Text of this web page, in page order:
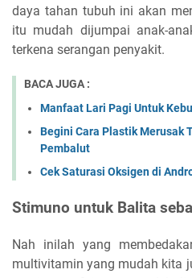
daya tahan tubuh ini akan
itu mudah dijumpai anak-
terkena serangan penyakit.
BACA JUGA :
Manfaat Lari Pagi Untuk
Begini Cara Plastik Merusak
Pembalut
Cek Saturasi Oksigen di
Stimuno untuk Balita
Nah inilah yang
multivitamin yang mudah kita